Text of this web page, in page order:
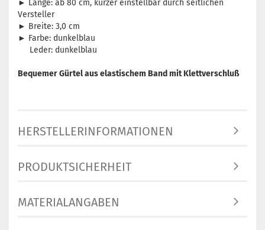
► Länge: ab 80 cm, kürzer einstellbar durch seitlichen
Versteller
► Breite: 3,0 cm
► Farbe: dunkelblau
Leder: dunkelblau
Bequemer Gürtel aus elastischem Band mit Klettverschluß
HERSTELLERINFORMATIONEN
PRODUKTSICHERHEIT
MATERIALANGABEN